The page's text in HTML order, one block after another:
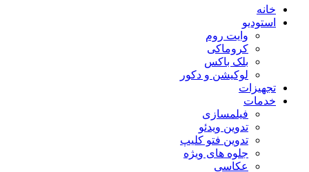
خانه
استودیو
وایت روم
کروماکی
بلک باکس
لوکیشن و دکور
تجهیزات
خدمات
فیلمسازی
تدوین ویدئو
تدوین فتو کلیپ
جلوه های ویژه
عکاسی